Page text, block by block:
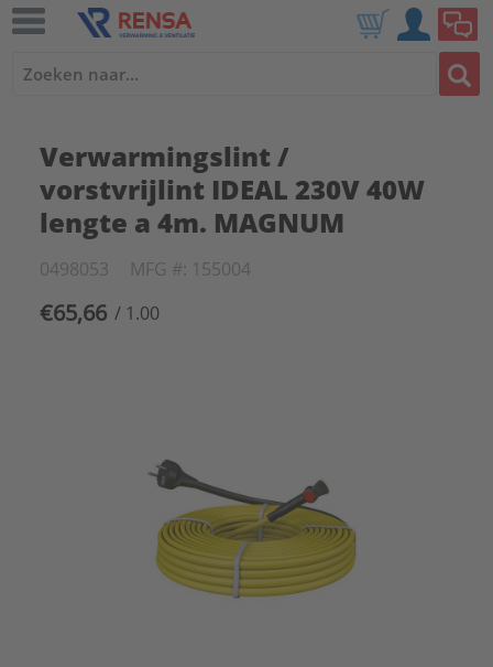
Verwarmingslint /
vorstvrijlint IDEAL 230V 40W
lengte a 4m. MAGNUM
0498053 MFG #: 155004
€65,66 / 1.00